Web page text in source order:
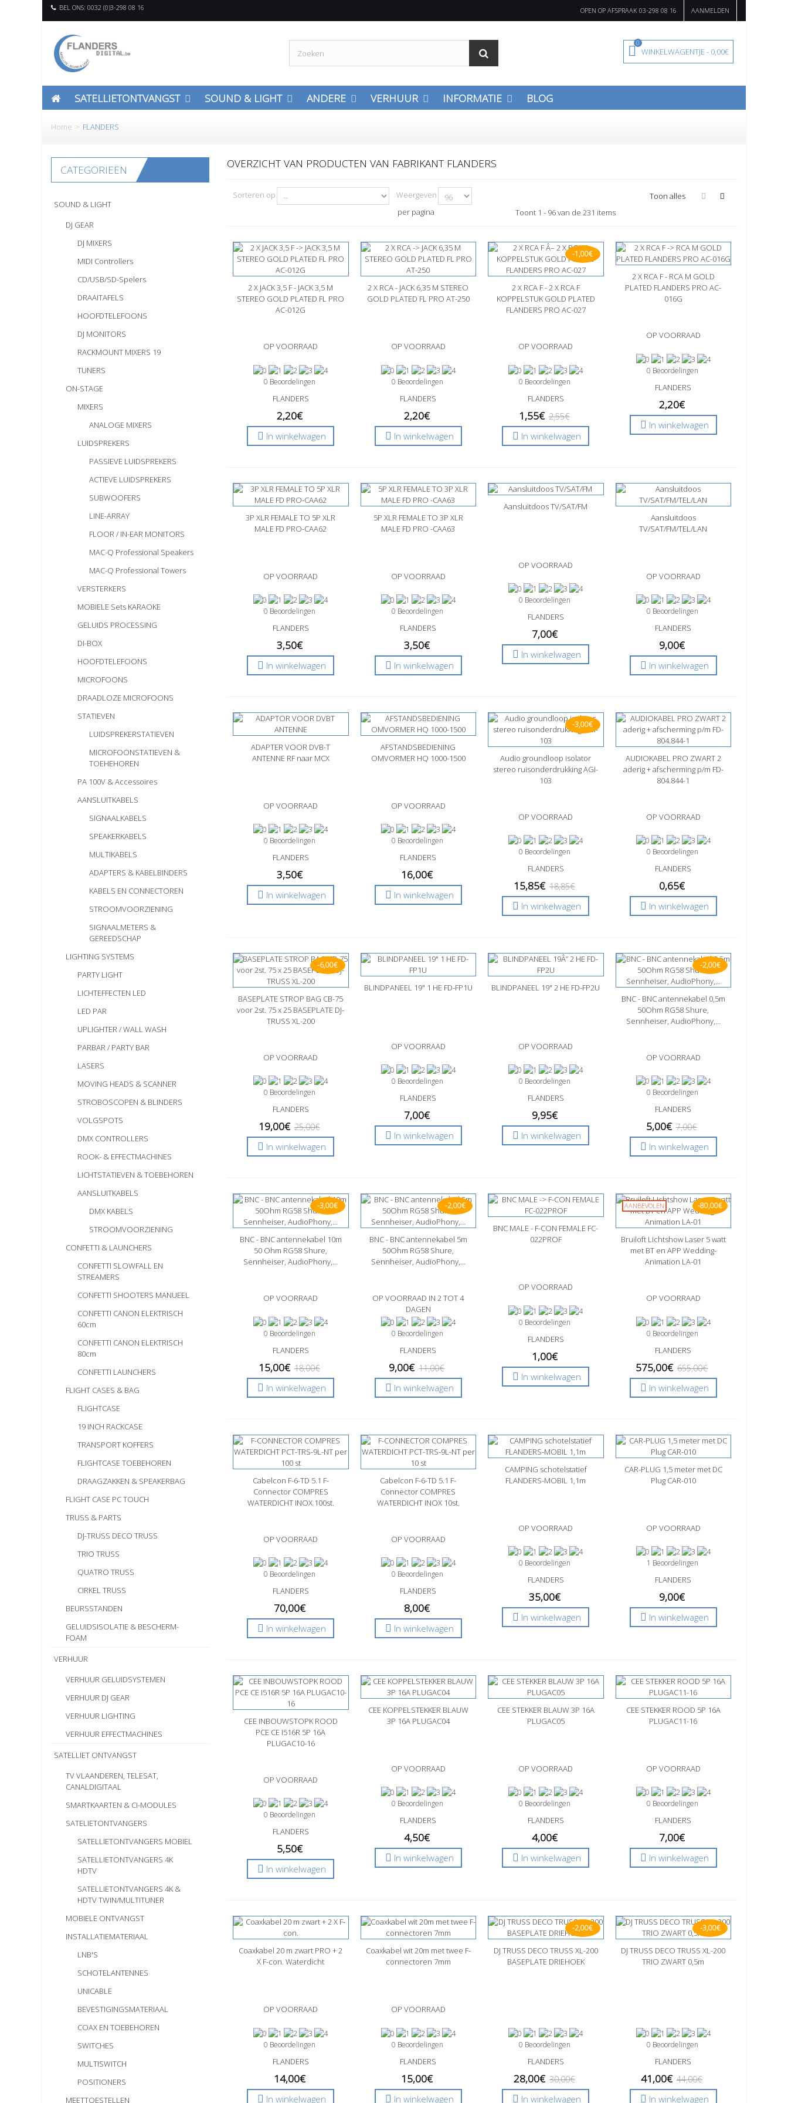
BEL ONS: 0032 (0)3-298 08 16 AANMELDEN
OPEN OP AFSPRAAK 03-298 08 16
0
WINKELWAGENTJE- 0,00€
SATELLIETONTVANGST SOUND & LIGHT ANDERE VERHUUR INFORMATIE BLOG
Home > FLANDERS
CATEGORIEËN
SOUND & LIGHT
DJ GEAR
DJ MIXERS
MIDI Controllers
CD/USB/SD-Spelers
DRAAITAFELS
HOOFDTELEFOONS
DJ MONITORS
RACKMOUNT MIXERS 19
TUNERS
ON-STAGE
MIXERS
ANALOGE MIXERS
LUIDSPREKERS
PASSIEVE LUIDSPREKERS
ACTIEVE LUIDSPREKERS
SUBWOOFERS
LINE-ARRAY
FLOOR / IN-EAR MONITORS
MAC-Q Professional Speakers
MAC-Q Professional Towers
VERSTERKERS
MOBIELE Sets KARAOKE
GELUIDS PROCESSING
DI-BOX
HOOFDTELEFOONS
MICROFOONS
DRAADLOZE MICROFOONS
STATIEVEN
LUIDSPREKERSTATIEVEN
MICROFOONSTATIEVEN &
TOEHEHOREN
PA 100V & Accessoires
AANSLUITKABELS
SIGNAALKABELS
SPEAKERKABELS
MULTIKABELS
ADAPTERS & KABELBINDERS
KABELS EN CONNECTOREN
STROOMVOORZIENING
SIGNAALMETERS &
GEREEDSCHAP
LIGHTING SYSTEMS
PARTY LIGHT
LICHTEFFECTEN LED
LED PAR
UPLIGHTER / WALL WASH
PARBAR / PARTY BAR
LASERS
MOVING HEADS & SCANNER
STROBOSCOPEN & BLINDERS
VOLGSPOTS
DMX CONTROLLERS
ROOK- & EFFECTMACHINES
LICHTSTATIEVEN & TOEBEHOREN
AANSLUITKABELS
DMX KABELS
STROOMVOORZIENING
CONFETTI & LAUNCHERS
CONFETTI SLOWFALL EN
STREAMERS
CONFETTI SHOOTERS MANUEEL
CONFETTI CANON ELEKTRISCH
60cm
CONFETTI CANON ELEKTRISCH
80cm
CONFETTI LAUNCHERS
FLIGHT CASES & BAG
FLIGHTCASE
19 INCH RACKCASE
TRANSPORT KOFFERS
FLIGHTCASE TOEBEHOREN
DRAAGZAKKEN & SPEAKERBAG
FLIGHT CASE PC TOUCH
TRUSS & PARTS
DJ-TRUSS DECO TRUSS
TRIO TRUSS
QUATRO TRUSS
CIRKEL TRUSS
BEURSSTANDEN
GELUIDSISOLATIE & BESCHERM-
FOAM
VERHUUR
VERHUUR GELUIDSYSTEMEN
VERHUUR DJ GEAR
VERHUUR LIGHTING
VERHUUR EFFECTMACHINES
SATELLIET ONTVANGST
TV VLAANDEREN, TELESAT,
CANALDIGITAAL
SMARTKAARTEN & CI-MODULES
SATELIETONTVANGERS
SATELLIETONTVANGERS MOBIEL
SATELLIETONTVANGERS 4K
HDTV
SATELLIETONTVANGERS 4K &
HDTV TWIN/MULTITUNER
MOBIELE ONTVANGST
INSTALLATIEMATERIAAL
LNB'S
SCHOTELANTENNES
UNICABLE
BEVESTIGINGSMATERIAAL
COAX EN TOEBEHOREN
SWITCHES
MULTISWITCH
POSITIONERS
MEETTOESTELLEN
OVERZICHT VAN PRODUCTEN VAN FABRIKANT FLANDERS
Sorteren op
Weergeven
per pagina
Toon alles
Toont 1 - 96 van de 231 items
Snel bekijken
2 X JACK 3,5 F - JACK 3,5 M
STEREO GOLD PLATED FL PRO
AC-012G
OP VOORRAAD
0 Beoordelingen
FLANDERS
2,20€
In winkelwagen
Snel bekijken
2 X RCA - JACK 6,35 M STEREO
GOLD PLATED FL PRO AT-250
OP VOORRAAD
0 Beoordelingen
FLANDERS
2,20€
In winkelwagen
Snel bekijken
-1,00€
2 X RCA F - 2 X RCA F
KOPPELSTUK GOLD PLATED
FLANDERS PRO AC-027
OP VOORRAAD
0 Beoordelingen
FLANDERS
1,55€ 2,55€
In winkelwagen
Snel bekijken
2 X RCA F - RCA M GOLD
PLATED FLANDERS PRO AC-
016G
OP VOORRAAD
0 Beoordelingen
FLANDERS
2,20€
In winkelwagen
Snel bekijken
3P XLR FEMALE TO 5P XLR
MALE FD PRO-CAA62
OP VOORRAAD
0 Beoordelingen
FLANDERS
3,50€
In winkelwagen
Snel bekijken
5P XLR FEMALE TO 3P XLR
MALE FD PRO -CAA63
OP VOORRAAD
0 Beoordelingen
FLANDERS
3,50€
In winkelwagen
Snel bekijken
Aansluitdoos TV/SAT/FM
OP VOORRAAD
0 Beoordelingen
FLANDERS
7,00€
In winkelwagen
Snel bekijken
Aansluitdoos
TV/SAT/FM/TEL/LAN
OP VOORRAAD
0 Beoordelingen
FLANDERS
9,00€
In winkelwagen
Snel bekijken
ADAPTER VOOR DVB-T
ANTENNE RF naar MCX
OP VOORRAAD
0 Beoordelingen
FLANDERS
3,50€
In winkelwagen
Snel bekijken
AFSTANDSBEDIENING
OMVORMER HQ 1000-1500
OP VOORRAAD
0 Beoordelingen
FLANDERS
16,00€
In winkelwagen
Snel bekijken
-3,00€
Audio groundloop isolator
stereo ruisonderdrukking AGI-
103
OP VOORRAAD
0 Beoordelingen
FLANDERS
15,85€ 18,85€
In winkelwagen
Snel bekijken
AUDIOKABEL PRO ZWART 2
aderig + afscherming p/m FD-
804.844-1
OP VOORRAAD
0 Beoordelingen
FLANDERS
0,65€
In winkelwagen
Snel bekijken
-6,00€
BASEPLATE STROP BAG CB-75
voor 2st. 75 x 25 BASEPLATE DJ-
TRUSS XL-200
OP VOORRAAD
0 Beoordelingen
FLANDERS
19,00€ 25,00€
In winkelwagen
Snel bekijken
BLINDPANEEL 19" 1 HE FD-FP1U
OP VOORRAAD
0 Beoordelingen
FLANDERS
7,00€
In winkelwagen
Snel bekijken
BLINDPANEEL 19" 2 HE FD-FP2U
OP VOORRAAD
0 Beoordelingen
FLANDERS
9,95€
In winkelwagen
Snel bekijken
-2,00€
BNC - BNC antennekabel 0,5m
50Ohm RG58 Shure,
Sennheiser, AudioPhony,…
OP VOORRAAD
0 Beoordelingen
FLANDERS
5,00€ 7,00€
In winkelwagen
Snel bekijken
-3,00€
BNC - BNC antennekabel 10m
50 Ohm RG58 Shure,
Sennheiser, AudioPhony,…
OP VOORRAAD
0 Beoordelingen
FLANDERS
15,00€ 18,00€
In winkelwagen
Snel bekijken
-2,00€
BNC - BNC antennekabel 5m
50Ohm RG58 Shure,
Sennheiser, AudioPhony,…
OP VOORRAAD IN 2 TOT 4
DAGEN
0 Beoordelingen
FLANDERS
9,00€ 11,00€
In winkelwagen
Snel bekijken
BNC MALE - F-CON FEMALE FC-
022PROF
OP VOORRAAD
0 Beoordelingen
FLANDERS
1,00€
In winkelwagen
AANBEVOLEN
Snel bekijken
-80,00€
Bruiloft Lichtshow Laser 5 watt
met BT en APP Wedding-
Animation LA-01
OP VOORRAAD
0 Beoordelingen
FLANDERS
575,00€ 655,00€
In winkelwagen
Snel bekijken
Cabelcon F-6-TD 5.1 F-
Connector COMPRES
WATERDICHT INOX 100st.
OP VOORRAAD
0 Beoordelingen
FLANDERS
70,00€
In winkelwagen
Snel bekijken
Cabelcon F-6-TD 5.1 F-
Connector COMPRES
WATERDICHT INOX 10st.
OP VOORRAAD
0 Beoordelingen
FLANDERS
8,00€
In winkelwagen
Snel bekijken
CAMPING schotelstatief
FLANDERS-MOBIL 1,1m
OP VOORRAAD
0 Beoordelingen
FLANDERS
35,00€
In winkelwagen
Snel bekijken
CAR-PLUG 1,5 meter met DC
Plug CAR-010
OP VOORRAAD
1 Beoordelingen
FLANDERS
9,00€
In winkelwagen
Snel bekijken
CEE INBOUWSTOPK ROOD
PCE CE I516R 5P 16A
PLUGAC10-16
OP VOORRAAD
0 Beoordelingen
FLANDERS
5,50€
In winkelwagen
Snel bekijken
CEE KOPPELSTEKKER BLAUW
3P 16A PLUGAC04
OP VOORRAAD
0 Beoordelingen
FLANDERS
4,50€
In winkelwagen
Snel bekijken
CEE STEKKER BLAUW 3P 16A
PLUGAC05
OP VOORRAAD
0 Beoordelingen
FLANDERS
4,00€
In winkelwagen
Snel bekijken
CEE STEKKER ROOD 5P 16A
PLUGAC11-16
OP VOORRAAD
0 Beoordelingen
FLANDERS
7,00€
In winkelwagen
Snel bekijken
Coaxkabel 20 m zwart PRO + 2
X F-con. Waterdicht
OP VOORRAAD
0 Beoordelingen
FLANDERS
14,00€
In winkelwagen
Snel bekijken
Coaxkabel wit 20m met twee F-
connectoren 7mm
OP VOORRAAD
0 Beoordelingen
FLANDERS
15,00€
In winkelwagen
Snel bekijken
-2,00€
DJ TRUSS DECO TRUSS XL-200
BASEPLATE DRIEHOEK
0 Beoordelingen
FLANDERS
28,00€ 30,00€
In winkelwagen
Snel bekijken
-3,00€
DJ TRUSS DECO TRUSS XL-200
TRIO ZWART 0,5m
0 Beoordelingen
FLANDERS
41,00€ 44,00€
In winkelwagen